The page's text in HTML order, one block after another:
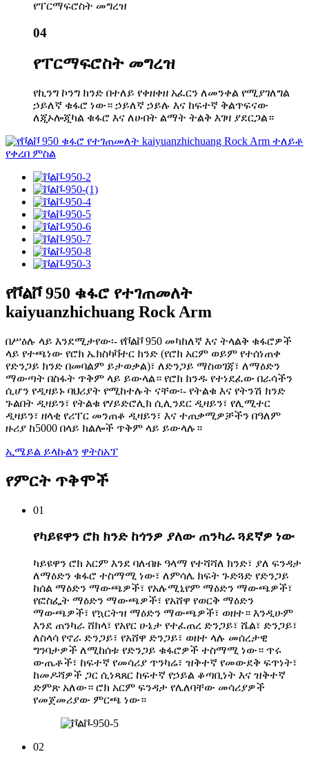
የፐርማፍሮስት መግረዝ
04
የፐርማፍሮስት መግረዝ
የኪንግ ኮንግ ክንድ በተለይ የቀዘቀዘ አፈርን ለመንቀል የሚያገለግል
ኃይለኛ ቁፋሮ ነው። ኃይለኛ ኃይሉ እና ከፍተኛ ቅልጥፍናው
ለጂኦሎጂካል ቁፋሮ እና ለሀብት ልማት ትልቅ እገዛ ያደርጋል።
የቮልቮ 950 ቁፋሮ የተገጠመለት
kaiyuanzhichuang Rock Arm
በሥዕሉ ላይ እንደሚታየው፡- የቮልቮ 950 መካከለኛ እና ትላልቅ ቁፋሮዎች
ላይ የተጫነው የሮክ ኤክስካቫተር ክንድ (የሮክ አርም ወይም የተሰነጠቀ
የድንጋይ ክንድ በመባልም ይታወቃል)፣ ለድንጋይ ማስወገጃ፣ ለማዕድን
ማውጣት በስፋት ጥቅም ላይ ይውላል። የሮክ ክንዱ የተነደፈው በራሳችን
ሲሆን የዲዛይኑ ባህሪያት የሚከተሉት ናቸው፡- የትልቁ እና የትንሽ ክንድ
ጉልበት ዲዛይን፣ የትልቁ የሃይድሮሊክ ሲሊንደር ዲዛይን፣ የሊሚተር
ዲዛይን፣ ዘላቂ የሪፐር መንጠቆ ዲዛይን፣ እና ተጠቃሚዎቻችን በዓለም
ዙሪያ ከ5000 በላይ ክልሎች ጥቅም ላይ ይውላሉ።
ኢሜይል ይላኩልን ዋትስአፕ
የምርት ጥቅሞች
01
የካይዩዋን ሮክ ክንድ ከጎንዎ ያለው ጠንካራ ጓደኛዎ ነው
ካይዩዋን ሮክ አርም እንደ ባለብዙ ዓላማ የተሻሻለ ክንድ፣ ያለ ፍንዳታ
ለማዕድን ቁፋሮ ተስማሚ ነው፣ ለምሳሌ ክፍት ጉድጓድ የድንጋይ
ከሰል ማዕድን ማውጫዎች፣ የአሉሚኒየም ማዕድን ማውጫዎች፣
የፎስፌት ማዕድን ማውጫዎች፣ የአሸዋ የወርቅ ማዕድን
ማውጫዎች፣ የኳርትዝ ማዕድን ማውጫዎች፣ ወዘተ። እንዲሁም
እንደ ጠንካራ ሸክላ፣ የአየር ሁኔታ የተፈጠረ ድንጋይ፣ ሼል፣ ድንጋይ፣
ለስላሳ የኖራ ድንጋይ፣ የአሸዋ ድንጋይ፣ ወዘተ ላሉ መሰረታዊ
ግንባታዎች ለሚከሰቱ የድንጋይ ቁፋሮዎች ተስማሚ ነው። ጥሩ
ውጤቶች፣ ከፍተኛ የመሳሪያ ጥንካሬ፣ ዝቅተኛ የመውደቅ ፍጥነት፣
ከመዶሻዎች ጋር ሲነጻጸር ከፍተኛ የኃይል ቆጣቢነት እና ዝቅተኛ
ድምጽ አለው። ሮክ አርም ፍንዳታ የሌለባቸው መሳሪያዎች
የመጀመሪያው ምርጫ ነው።
02